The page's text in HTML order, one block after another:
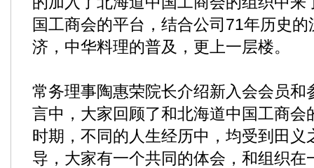
国工商会的平台，结合公司71年历史
济，中华料理的普及，更上一层楼。
常务理事陶惠荣院长介绍新入会会员和
言中，大家回顾了和北海道中国工商会
时期，不同的人生经历中，均受到田义
导，大家有一个共同的体会，和组织在